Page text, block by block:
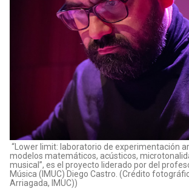
“Lower limit: laboratorio de experimentación
modelos matemáticos, acústicos,
musical”, es el proyecto liderado por del
Música (IMUC) Diego Castro. (Crédito
Arriagada, IMUC))